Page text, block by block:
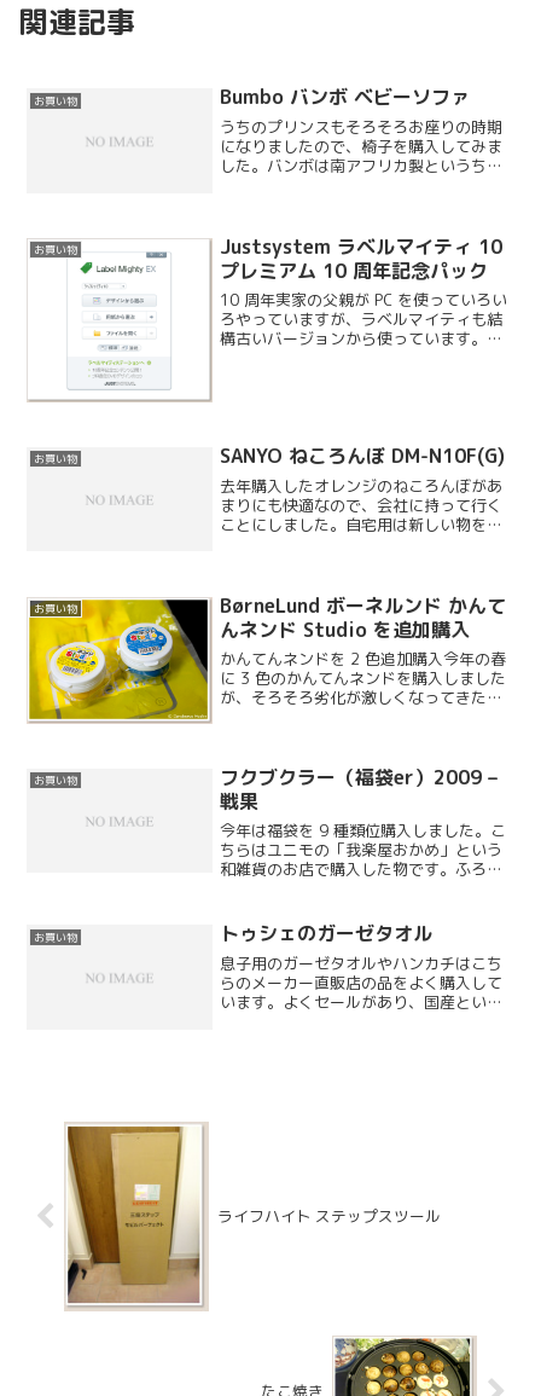
関連記事
お買い物 Bumbo バンボ ベビーソファ
うちのプリンスもそろそろお座りの時期
になりましたので、椅子を購入してみま
した。バンボは南アフリカ製というちょ
首がすわったら使える様（...
お買い物
Justsystem ラベルマイティ 10
プレミアム 10 周年記念パック
10 周年実家の父親が PC を使っていろい
ろやっていますが、ラベルマイティも結
構古いバージョンから使っています。メ
お買い物 SANYO ねころんぼ DM-N10F(G)
去年購入したオレンジのねころんぼがあ
まりにも快適なので、会社に持って行く
ことにしました。自宅用は新しい物を再
す。
お買い物
BørneLund ボーネルンド かんて
んネンド Studio を追加購入
かんてんネンドを 2 色追加購入今年の春
に 3 色のかんてんネンドを購入しました
が、そろそろ劣化が激しくなってきたの
お買い物
フクブクラー（福袋er）2009 –
戦果
今年は福袋を 9 種類位購入しました。こ
ちらはユニモの「我楽屋おかめ」という
和雑貨のお店で購入した物です。ふろし
ダーも頂きました。ユニモは開封した福
袋を返品しようとして...
お買い物 トゥシェのガーゼタオル
息子用のガーゼタオルやハンカチはこち
らのメーカー直販店の品をよく購入して
います。よくセールがあり、国産という
ライフハイト ステップスツール
たこ焼き